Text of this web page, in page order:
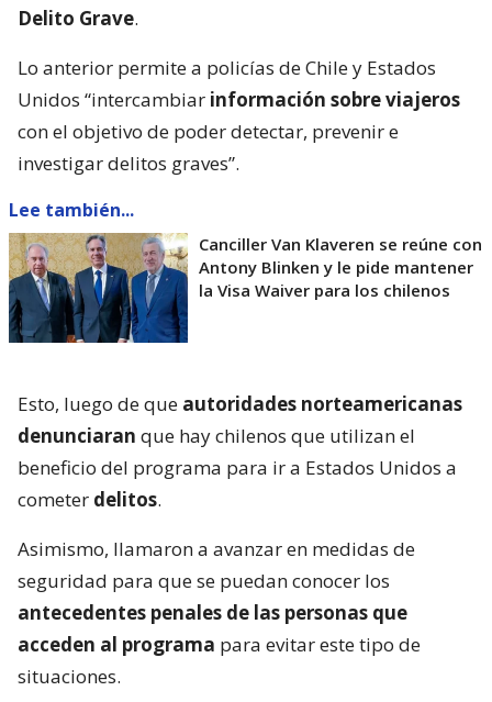
Delito Grave.
Lo anterior permite a policías de Chile y Estados
Unidos “intercambiar información sobre viajeros
con el objetivo de poder detectar, prevenir e
investigar delitos graves”.
Lee también...
Canciller Van Klaveren se reúne con
Antony Blinken y le pide mantener
la Visa Waiver para los chilenos
Esto, luego de que autoridades norteamericanas
denunciaran que hay chilenos que utilizan el
beneficio del programa para ir a Estados Unidos a
cometer delitos.
Asimismo, llamaron a avanzar en medidas de
seguridad para que se puedan conocer los
antecedentes penales de las personas que
acceden al programa para evitar este tipo de
situaciones.